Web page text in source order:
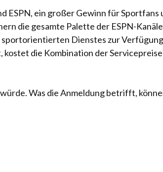
ESPN, ein großer Gewinn für Sportfans
die gesamte Palette der ESPN-Kanäle
sportorientierten Dienstes zur Verfügung
kostet die Kombination der
Was die Anmeldung betrifft,